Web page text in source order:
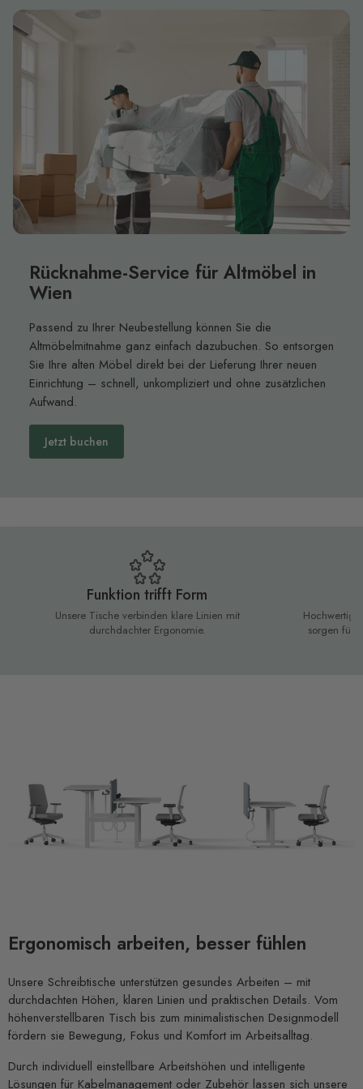
Rücknahme-Service für Altmöbel in
Wien
Passend zu Ihrer Neubestellung können Sie die
Altmöbelmitnahme ganz einfach dazubuchen. So entsorgen
Sie Ihre alten Möbel direkt bei der Lieferung Ihrer neuen
Einrichtung – schnell, unkompliziert und ohne zusätzlichen
Aufwand.
Jetzt buchen
Funktion trifft Form
Unsere Tische verbinden klare Linien mit
durchdachter Ergonomie.
sorgen für
Ergonomisch arbeiten, besser fühlen
Unsere Schreibtische unterstützen gesundes Arbeiten – mit
durchdachten Höhen, klaren Linien und praktischen Details. Vom
höhenverstellbaren Tisch bis zum minimalistischen Designmodell
fördern sie Bewegung, Fokus und Komfort im Arbeitsalltag.
Durch individuell einstellbare Arbeitshöhen und intelligente
Lösungen für Kabelmanagement oder Zubehör lassen sich unsere